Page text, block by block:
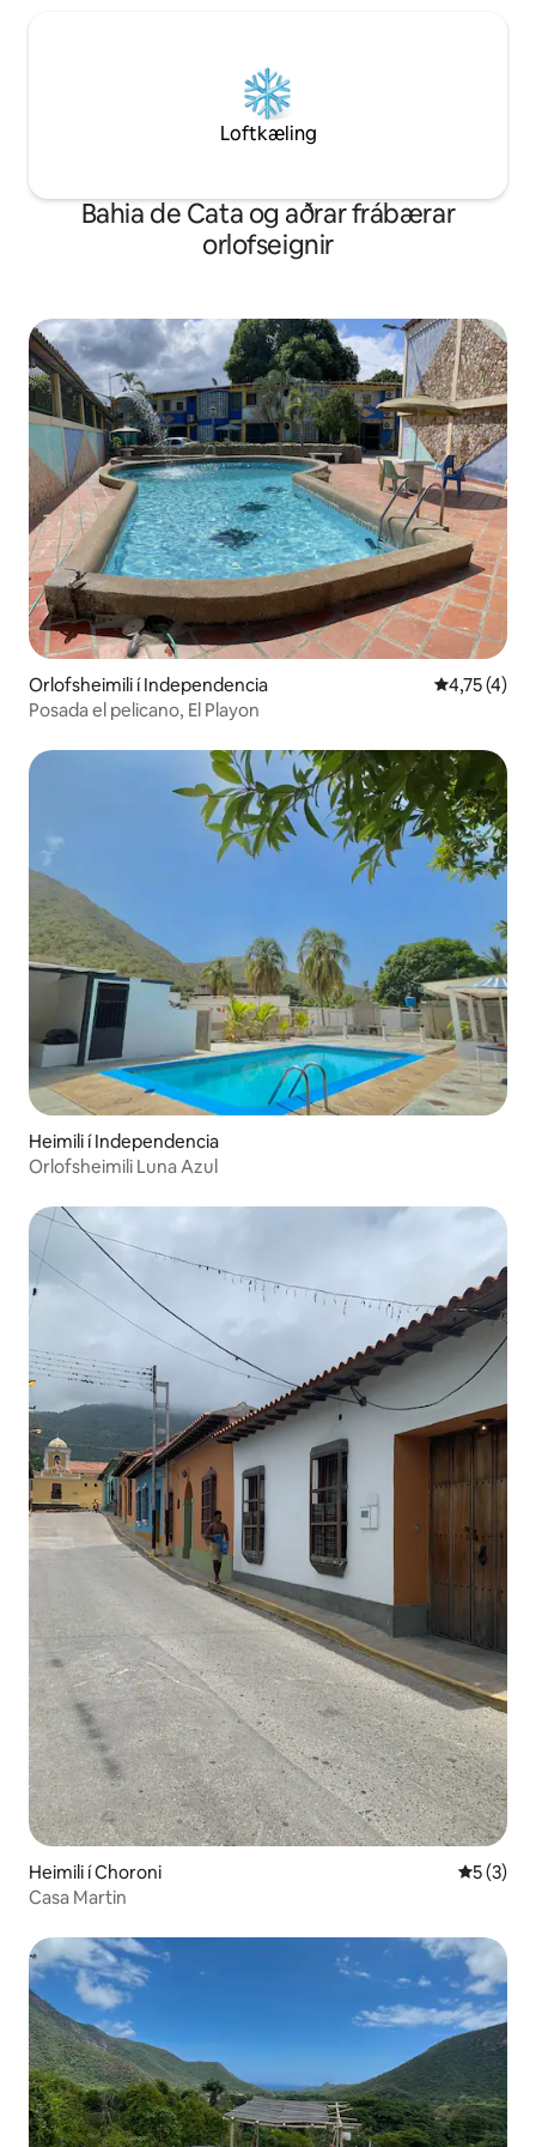
Loftkæling
Bahia de Cata og aðrar frábærar
orlofseignir
Orlofsheimili í Independencia 4,75 af 5 í
4,75 (4)
Posada el pelicano, El Playon
Heimili í Independencia
Orlofsheimili Luna Azul
Heimili í Choroni 5 af 5 í
5 (3)
Casa Martin